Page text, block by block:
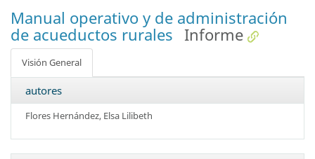
Manual operativo y de administración
de acueductos rurales Informe
Visión General
autores
Flores Hernández, Elsa Lilibeth